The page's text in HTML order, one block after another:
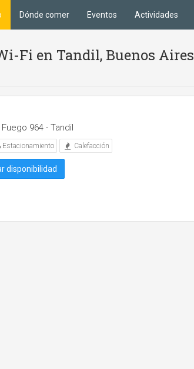
Dónde comer Eventos Actividades
Fi en Tandil, Buenos Aires
964 - Tandil
Estacionamiento Calefacción
disponibilidad